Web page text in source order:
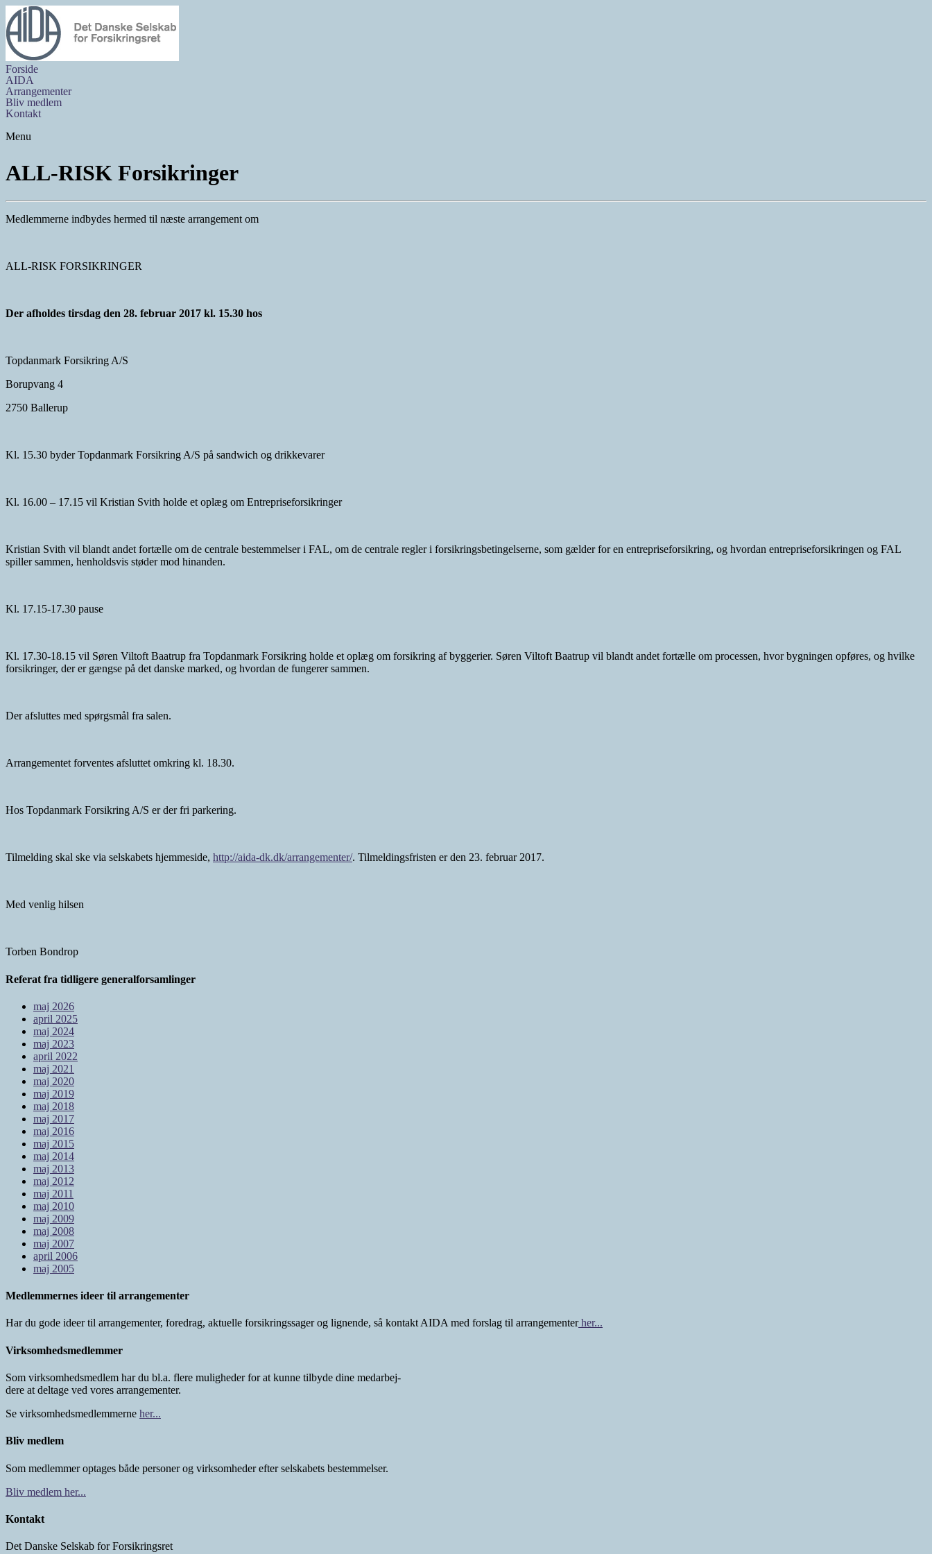
Forside
AIDA
Arrangementer
Bliv medlem
Kontakt
Menu
ALL-RISK Forsikringer
Medlemmerne indbydes hermed til næste arrangement om
ALL-RISK FORSIKRINGER
Der afholdes tirsdag den 28. februar 2017 kl. 15.30 hos
Topdanmark Forsikring A/S
Borupvang 4
2750 Ballerup
Kl. 15.30 byder Topdanmark Forsikring A/S på sandwich og drikkevarer
Kl. 16.00 – 17.15 vil Kristian Svith holde et oplæg om Entrepriseforsikringer
Kristian Svith vil blandt andet fortælle om de centrale bestemmelser i FAL, om de centrale regler i forsikringsbetingelserne, som gælder for en entrepriseforsikring, og hvordan entrepriseforsikringen og FAL
spiller sammen, henholdsvis støder mod hinanden.
Kl. 17.15-17.30 pause
Kl. 17.30-18.15 vil Søren Viltoft Baatrup fra Topdanmark Forsikring holde et oplæg om forsikring af byggerier. Søren Viltoft Baatrup vil blandt andet fortælle om processen, hvor bygningen opføres, og hvilke
forsikringer, der er gængse på det danske marked, og hvordan de fungerer sammen.
Der afsluttes med spørgsmål fra salen.
Arrangementet forventes afsluttet omkring kl. 18.30.
Hos Topdanmark Forsikring A/S er der fri parkering.
Tilmelding skal ske via selskabets hjemmeside, http://aida-dk.dk/arrangementer/. Tilmeldingsfristen er den 23. februar 2017.
Med venlig hilsen
Torben Bondrop
Referat fra tidligere generalforsamlinger
maj 2026
april 2025
maj 2024
maj 2023
april 2022
maj 2021
maj 2020
maj 2019
maj 2018
maj 2017
maj 2016
maj 2015
maj 2014
maj 2013
maj 2012
maj 2011
maj 2010
maj 2009
maj 2008
maj 2007
april 2006
maj 2005
Medlemmernes ideer til arrangementer
Har du gode ideer til arrangementer, foredrag, aktuelle forsikringssager og lignende, så kontakt AIDA med forslag til arrangementerher...
Virksomhedsmedlemmer
Som virksomhedsmedlem har du bl.a. flere muligheder for at kunne tilbyde dine medarbej-
dere at deltage ved vores arrangementer.
Se virksomhedsmedlemmerne her...
Bliv medlem
Som medlemmer optages både personer og virksomheder efter selskabets bestemmelser.
Bliv medlem her...
Kontakt
Det Danske Selskab for Forsikringsret